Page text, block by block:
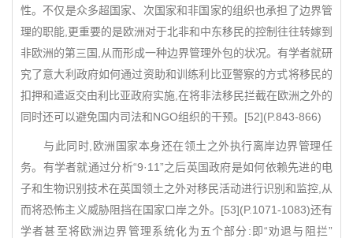
性。不仅是众多超国家、次国家和非国家的组织也承担了边界管
理的职能,更重要的是欧洲对于北非和中东移民的控制往往转嫁到
非欧洲的第三国,从而形成一种边界管理外包的状况。有学者就研
究了意大利政府如何通过资助和训练利比亚警察的方式将移民的
扣押和遣返交由利比亚政府实施,在将非法移民拦截在欧洲之外的
同时还可以避免国内司法和NGO组织的干预。[52](P.843-866)
与此同时,欧洲国家本身还在领土之外执行离岸边界管理任
务。有学者就通过分析“9·11”之后英国政府是如何依赖先进的电
子和生物识别技术在英国领土之外对移民活动进行识别和监控,从
而将恐怖主义威胁阻挡在国家口岸之外。[53](P.1071-1083)还有
学者甚至将欧洲边界管理系统化为五个部分:即“劝退与阻拦”